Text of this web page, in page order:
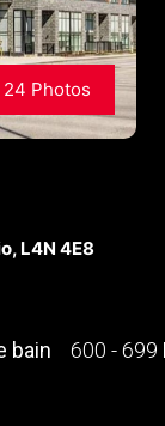
Photos
L4N 4E8
bain 600 - 699